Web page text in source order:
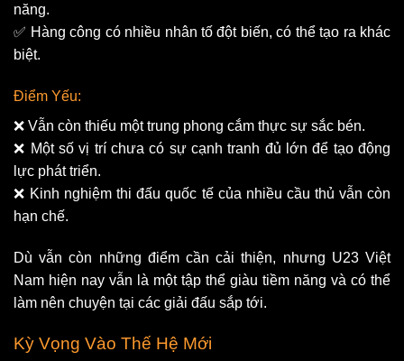
năng.
✅ Hàng công có nhiều nhân tố đột biến, có thể tạo ra khác
biệt.
Điểm Yếu:
❌ Vẫn còn thiếu một trung phong cắm thực sự sắc bén.
❌ Một số vị trí chưa có sự cạnh tranh đủ lớn để tạo động
lực phát triển.
❌ Kinh nghiệm thi đấu quốc tế của nhiều cầu thủ vẫn còn
hạn chế.
Dù vẫn còn những điểm cần cải thiện, nhưng U23 Việt
Nam hiện nay vẫn là một tập thể giàu tiềm năng và có thể
làm nên chuyện tại các giải đấu sắp tới.
Kỳ Vọng Vào Thế Hệ Mới